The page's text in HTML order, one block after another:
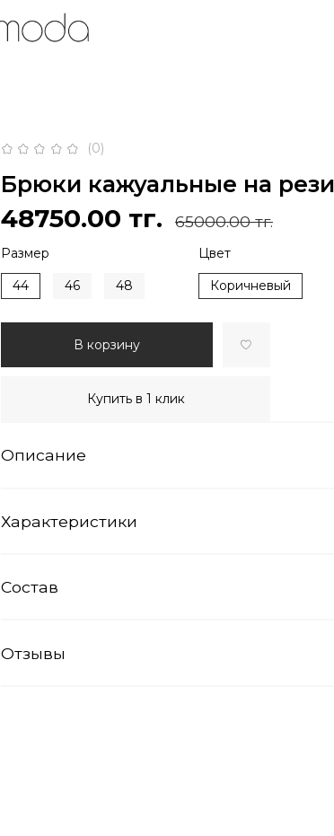
(0)
Брюки кажуальные на
48750.00 тг. 65000.00 тг.
В корзину
Купить в 1 клик
Размер
44 46 48
Цвет
Коричневый
Описание
Характеристики
Состав
Отзывы